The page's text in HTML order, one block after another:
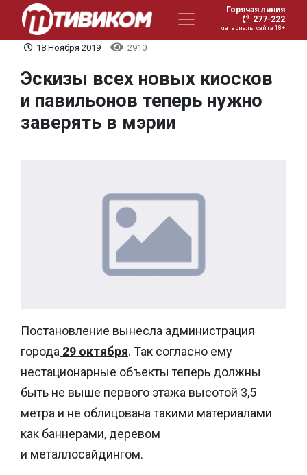
Горячая линия
277-222
материалы сайта 18+
18 Ноября 2019 2910
Эскизы всех новых киосков
и павильонов теперь нужно
заверять в мэрии
Постановление вынесла администрация
города 29 октября. Так согласно ему
нестационарные объекты теперь должны
быть не выше первого этажа высотой 3,5
метра и не облицована такими материалами
как баннерами, деревом
и металлосайдингом.